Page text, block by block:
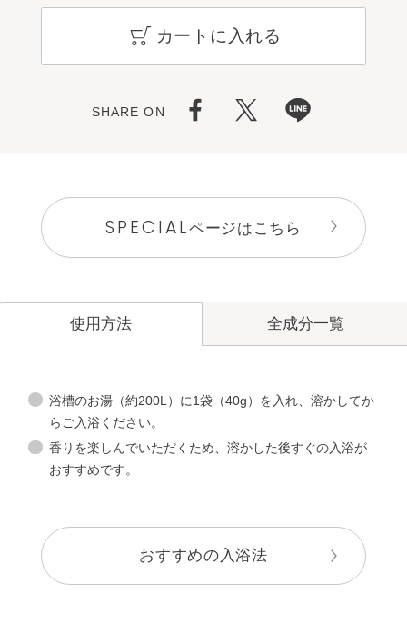
カートに入れる
SHARE ON
SPECIALページはこちら
使用方法
浴槽のお湯（約200L）に1袋（40g）を入れ、溶かしてか
らご入浴ください。
香りを楽しんでいただくため、溶かした後すぐの入浴が
おすすめです。
おすすめの入浴法
全成分一覧